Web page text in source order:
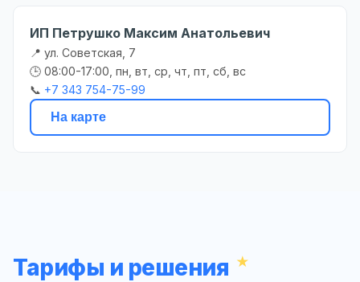
ИП Петрушко Максим Анатольевич
📍 ул. Советская, 7
🕒 08:00-17:00, пн, вт, ср, чт, пт, сб, вс
📞 +7 343 754-75-99
На карте
Тарифы и решения